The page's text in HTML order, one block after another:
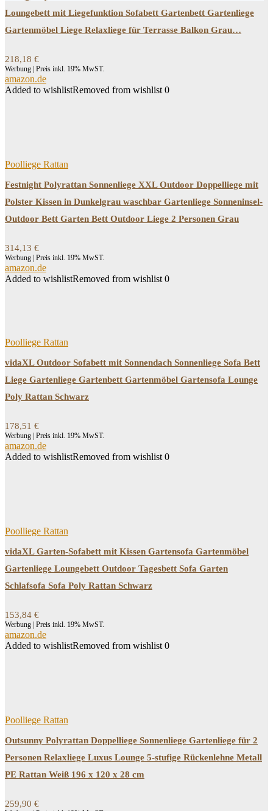
Loungebett mit Liegefunktion Sofabett Gartenbett Gartenliege
Gartenmöbel Liege Relaxliege für Terrasse Balkon Grau…
218,18 €
Werbung | Preis inkl. 19% MwST.
amazon.de
Added to wishlistRemoved from wishlist 0
Poolliege Rattan
Festnight Polyrattan Sonnenliege XXL Outdoor Doppelliege mit
Polster Kissen in Dunkelgrau waschbar Gartenliege Sonneninsel-
Outdoor Bett Garten Bett Outdoor Liege 2 Personen Grau
314,13 €
Werbung | Preis inkl. 19% MwST.
amazon.de
Added to wishlistRemoved from wishlist 0
Poolliege Rattan
vidaXL Outdoor Sofabett mit Sonnendach Sonnenliege Sofa Bett
Liege Gartenliege Gartenbett Gartenmöbel Gartensofa Lounge
Poly Rattan Schwarz
178,51 €
Werbung | Preis inkl. 19% MwST.
amazon.de
Added to wishlistRemoved from wishlist 0
Poolliege Rattan
vidaXL Garten-Sofabett mit Kissen Gartensofa Gartenmöbel
Gartenliege Loungebett Outdoor Tagesbett Sofa Garten
Schlafsofa Sofa Poly Rattan Schwarz
153,84 €
Werbung | Preis inkl. 19% MwST.
amazon.de
Added to wishlistRemoved from wishlist 0
Poolliege Rattan
Outsunny Polyrattan Doppelliege Sonnenliege Gartenliege für 2
Personen Relaxliege Luxus Lounge 5-stufige Rückenlehne Metall
PE Rattan Weiß 196 x 120 x 28 cm
259,90 €